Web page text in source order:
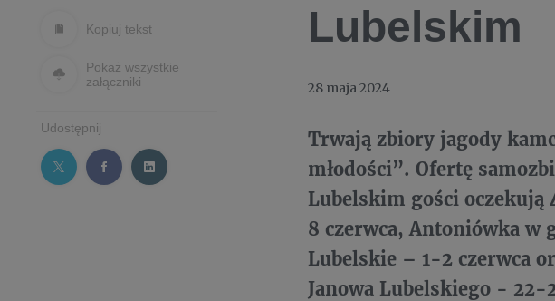
Kopiuj tekst
Pokaż wszystkie
załączniki
Udostępnij
Lubelskim
28 maja 2024
Trwają zbiory jagody
młodości”. Ofertę
Lubelskim gości oczekują
8 czerwca, Antoniówka w
Lubelskie – 1-2 czerwca
Janowa Lubelskiego - 22-